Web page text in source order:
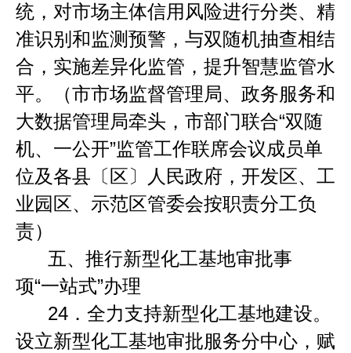
统，对市场主体信用风险进行分类、精
准识别和监测预警，与双随机抽查相结
合，实施差异化监管，提升智慧监管水
平。（市市场监督管理局、政务服务和
大数据管理局牵头，市部门联合“双随
机、一公开”监管工作联席会议成员单
位及各县〔区〕人民政府，开发区、工
业园区、示范区管委会按职责分工负
责）
五、推行新型化工基地审批事
项“一站式”办理
24． 全力支持新型化工基地建设。
设立新型化工基地审批服务分中心，赋